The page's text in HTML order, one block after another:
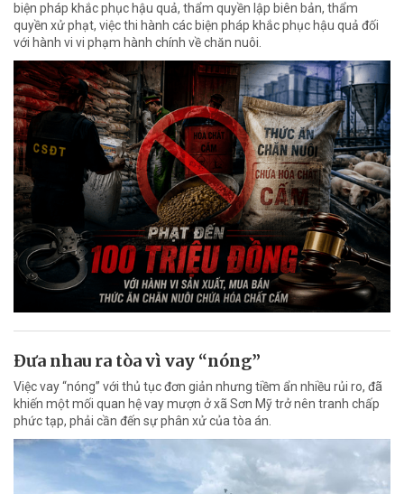
biện pháp khắc phục hậu quả, thẩm quyền lập biên bản, thẩm
quyền xử phạt, việc thi hành các biện pháp khắc phục hậu quả đối
với hành vi vi phạm hành chính về chăn nuôi.
Đưa nhau ra tòa vì vay “nóng”
Việc vay “nóng” với thủ tục đơn giản nhưng tiềm ẩn nhiều rủi ro, đã
khiến một mối quan hệ vay mượn ở xã Sơn Mỹ trở nên tranh chấp
phức tạp, phải cần đến sự phân xử của tòa án.